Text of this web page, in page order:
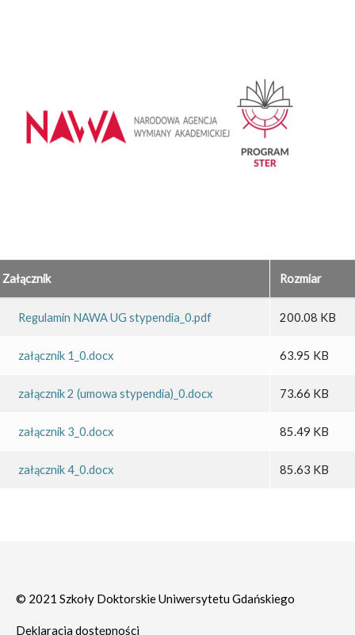
Załącznik Rozmiar
Regulamin NAWA UG stypendia_0.pdf 200.08 KB
załącznik 1_0.docx 63.95 KB
załącznik 2 (umowa stypendia)_0.docx 73.66 KB
załącznik 3_0.docx 85.49 KB
załącznik 4_0.docx 85.63 KB
© 2021 Szkoły Doktorskie Uniwersytetu Gdańskiego
Deklaracja dostępności